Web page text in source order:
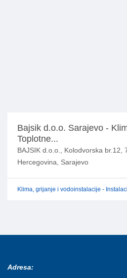
Bajsik d.o.o. Sarajevo -
Toplotne...
BAJSIK d.o.o., Kolodvorska br.12,
Hercegovina, Sarajevo
Klima, grijanje i vodoinstalacije -
Adresa: